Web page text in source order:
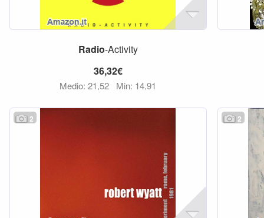
Radio-Activity
36,32€
Medio: 21,52 Min: 14,91
2 2